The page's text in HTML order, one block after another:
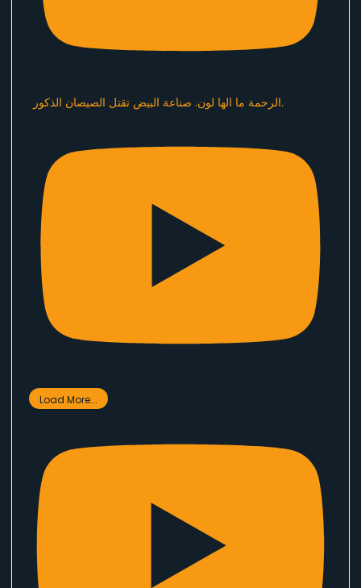
الرحمة ما الها لون. صناعة البيض تقتل الصيصان الذكور.
Load More...